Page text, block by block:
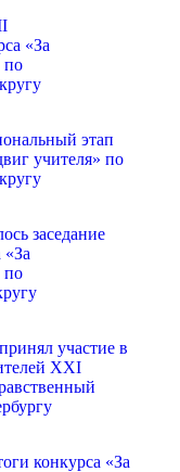
«За
по
этап
учителя» по
заседание
по
участие в
XXI
конкурса «За